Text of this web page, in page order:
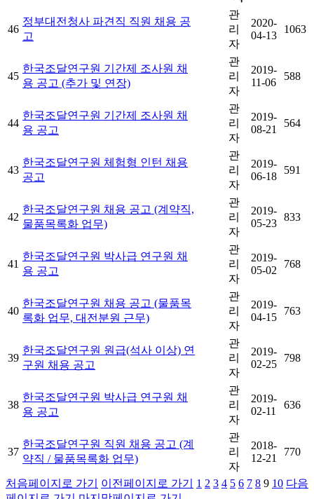
46
정부대전청사 파견직 직원 채용 공
고
관
리
자
2020-
04-13
1063
45
한국조달연구원 기간제 조사원 채
용 공고 (추가 및 연장)
관
리
자
2019-
11-06
588
44
한국조달연구원 기간제 조사원 채
용 공고
관
리
자
2019-
08-21
564
43
한국조달연구원 체험형 인턴 채용
공고
관
리
자
2019-
06-18
591
42
한국조달연구원 채용 공고 (계약직,
물품목록화 업무)
관
리
자
2019-
05-23
833
41
한국조달연구원 박사급 연구원 채
용 공고
관
리
자
2019-
05-02
768
40
한국조달연구원 채용 공고 (물품목
록화 업무, 대전분원 근무)
관
리
자
2019-
04-15
763
39
한국조달연구원 원급(석사 이상) 연
구원 채용 공고
관
리
자
2019-
02-25
798
38
한국조달연구원 박사급 연구원 채
용 공고
관
리
자
2019-
02-11
636
37
한국조달연구원 직원 채용 공고 (계
약직 / 물품목록화 업무)
관
리
자
2018-
12-21
770
처음페이지로 가기 이전페이지로 가기 1 2 3 4 5 6 7 8 9 10 다음